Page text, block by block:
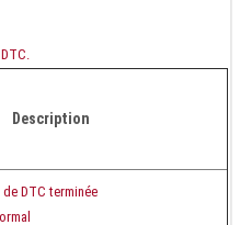
Description
DTC terminée